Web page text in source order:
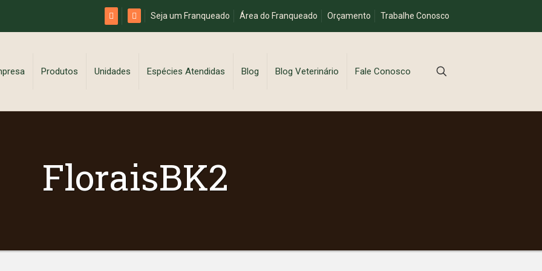
Seja um Franqueado Área do Franqueado Orçamento Trabalhe Conosco
Produtos Unidades Espécies Atendidas Blog Blog Veterinário Fale Conosco
FloraisBK2